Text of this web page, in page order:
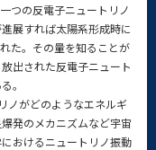
つの反電子ニュートリノ
展すれば太陽系形成時に
た。その量を知ることが
出された反電子ニュート
。
ノがどのようなエネルギ
発のメカニズムなど宇宙
おけるニュートリノ振動